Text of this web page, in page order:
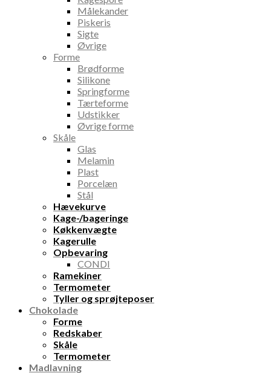
Målekander
Piskeris
Sigte
Øvrige
Forme
Brødforme
Silikone
Springforme
Tærteforme
Udstikker
Øvrige forme
Skåle
Glas
Melamin
Plast
Porcelæn
Stål
Hævekurve
Kage-/bageringe
Køkkenvægte
Kagerulle
Opbevaring
CONDI
Ramekiner
Termometer
Tyller og sprøjteposer
Chokolade
Forme
Redskaber
Skåle
Termometer
Madlavning